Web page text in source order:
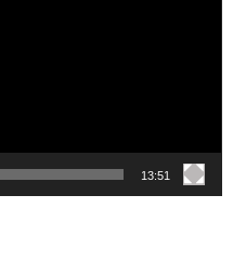
13:51